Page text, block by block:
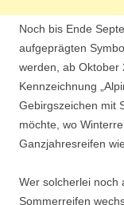
Noch bis Ende
aufgeprägten
werden, ab Oktober
Kennzeichnung
Gebirgszeichen mit
möchte, wo
Ganzjahresreifen
Wer solcherlei noch
Sommerreifen